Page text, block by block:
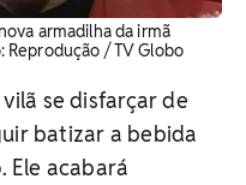
armadilha da irmã
Reprodução / TV Globo
se disfarçar de
batizar a bebida
Ele acabará